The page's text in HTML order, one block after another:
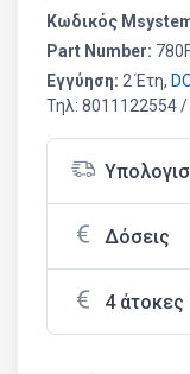
Κωδικός
Part Number:
Εγγύηση: 2 Έτη,
Τηλ: 8011122554
Δόσεις
4 άτοκες